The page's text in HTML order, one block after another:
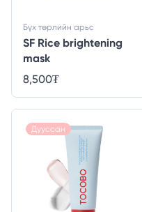
SF Rice brightening
mask
Бүх төрлийн арьс
8,500₮
Дууссан